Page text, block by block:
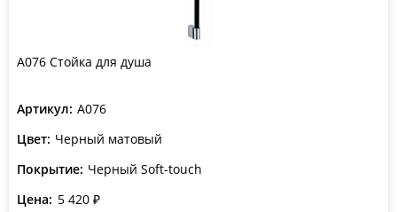
A076 Стойка для душа
Артикул: A076
Цвет: Черный матовый
Покрытие: Черный Soft-touch
Цена: 5 420 ₽